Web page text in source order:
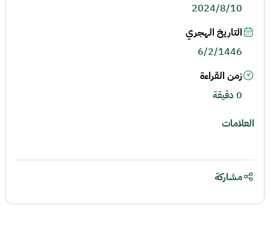
2024/8/10
التاريخ الهجري
6/2/1446
زمن القراءة
0 دقيقة
العلامات
مشاركة